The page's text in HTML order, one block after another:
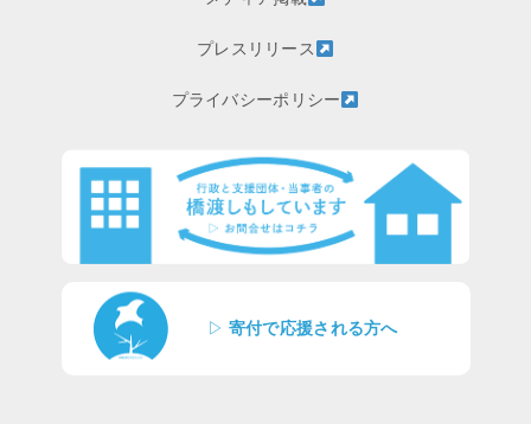
プレスリリース
プライバシーポリシー
▷ 寄付で応援される方へ